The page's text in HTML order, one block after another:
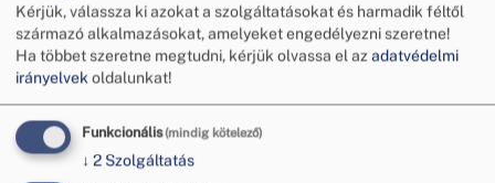
2027. január 1-jéig minden olyan központi fűtéses
és távfűtéses ingatlanban, ahol még nem mérik
távleolvasós rendszerrel a fűtési és melegvíz-
fogyasztást, kötelező a mérőórák cseréje –
nyilatkozta dr. Inzelt Éva, a Budapesti Békéltető
Testület elnöke a Meglepetés magazinnak a
közelgő közüzemi mérőóra-csere kötelezettségről.
Kérjük, válassza ki azokat a szolgáltatásokat és harmadik féltől
származó alkalmazásokat, amelyeket engedélyezni szeretne!
Ha többet szeretne megtudni, kérjük olvassa el az adatvédelmi
irányelvekoldalunkat!
Funkcionális(mindig kötelező)
↓ 2 Szolgáltatás